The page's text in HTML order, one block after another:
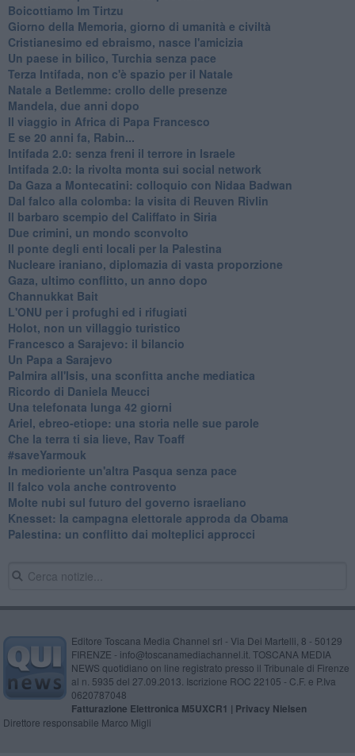
Boicottiamo Im Tirtzu
Giorno della Memoria, giorno di umanità e civiltà
Cristianesimo ed ebraismo, nasce l'amicizia
Un paese in bilico, Turchia senza pace
Terza Intifada, non c'è spazio per il Natale
Natale a Betlemme: crollo delle presenze
Mandela, due anni dopo
Il viaggio in Africa di Papa Francesco
E se 20 anni fa, Rabin...
Intifada 2.0: senza freni il terrore in Israele
Intifada 2.0: la rivolta monta sui social network
Da Gaza a Montecatini: colloquio con Nidaa Badwan
Dal falco alla colomba: la visita di Reuven Rivlin
Il barbaro scempio del Califfato in Siria
Due crimini, un mondo sconvolto
Il ponte degli enti locali per la Palestina
Nucleare iraniano, diplomazia di vasta proporzione
Gaza, ultimo conflitto, un anno dopo
Channukkat Bait
L'ONU per i profughi ed i rifugiati
Holot, non un villaggio turistico
Francesco a Sarajevo: il bilancio
Un Papa a Sarajevo
Palmira all'Isis, una sconfitta anche mediatica
Ricordo di Daniela Meucci
​Una telefonata lunga 42 giorni
​Ariel, ebreo-etiope: una storia nelle sue parole
Che la terra ti sia lieve, Rav Toaff
​#saveYarmouk
​In medioriente un'altra Pasqua senza pace
​Il falco vola anche controvento
Molte nubi sul futuro del governo israeliano
Knesset: la campagna elettorale approda da Obama
Palestina: un conflitto dai molteplici approcci
Editore Toscana Media Channel srl - Via Dei Martelli, 8 - 50129
FIRENZE - info@toscanamediachannel.it. TOSCANA MEDIA
NEWS quotidiano on line registrato presso il Tribunale di Firenze
al n. 5935 del 27.09.2013. Iscrizione ROC 22105 - C.F. e P.Iva
0620787048
Fatturazione Elettronica M5UXCR1 | Privacy Nielsen
Direttore responsabile Marco Migli